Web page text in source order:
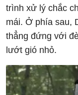
trình xử lý chắc
mái. Ở phía sau,
thẳng đứng với
lướt gió nhỏ.